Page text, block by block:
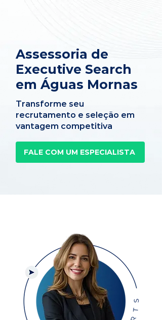
Assessoria de
Executive Search
em Águas Mornas
Transforme seu
recrutamento e seleção em
vantagem competitiva
FALE COM UM ESPECIALISTA